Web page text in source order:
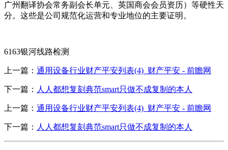
广州翻译协会常务副会长单元、英国商会会员资历）等硬性天
分。这些是公司规范化运营和专业地位的主要证明。
6163银河线路检测
上一篇： 通用设备行业财产平安列表(4)_财产平安 - 前瞻网
下一篇： 人人都想复刻典范smart只做不成复制的本人
上一篇： 通用设备行业财产平安列表(4)_财产平安 - 前瞻网
下一篇： 人人都想复刻典范smart只做不成复制的本人